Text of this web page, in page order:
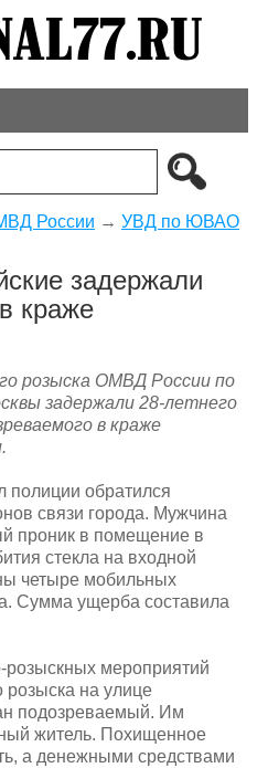
России → УВД по ЮВАО
задержали
краже
розыска ОМВД России по
задержали 28-летнего
в краже
полиции обратился
связи города. Мужчина
проник в помещение в
стекла на входной
четыре мобильных
Сумма ущерба составила
розыскных мероприятий
розыска на улице
подозреваемый. Им
житель. Похищенное
а денежными средствами